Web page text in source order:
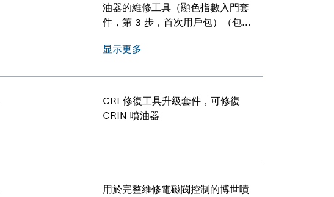
油器的維修工具（顯色指數入門套
件，第 3 步，首次用戶包）（包括
显示更多
CRI 修復工具升級套件，可修復
CRIN 噴油器
用於完整維修電磁閥控制的博世噴